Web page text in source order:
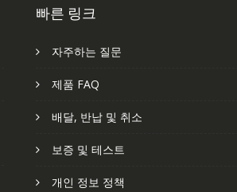
빠른 링크
자주하는 질문
제품 FAQ
배달, 반납 및 취소
보증 및 테스트
개인 정보 정책